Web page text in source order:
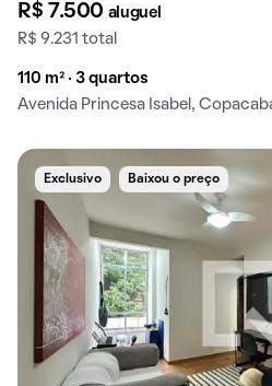
R$ 7.500 aluguel
R$ 9.231 total
110 m² · 3 quartos
Avenida Princesa Isabel,
Exclusivo Baixou o preço